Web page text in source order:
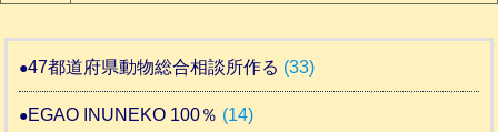
47都道府県動物総合相談所作る (33)
EGAO INUNEKO 100％ (14)